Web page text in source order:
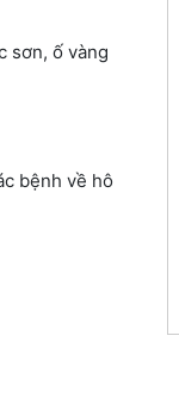
sơn, ố vàng
bệnh về hô